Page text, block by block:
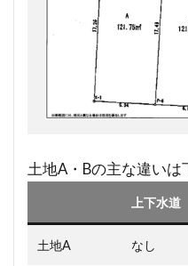
土地A・Bの主な違いは
上下水道
土地A なし